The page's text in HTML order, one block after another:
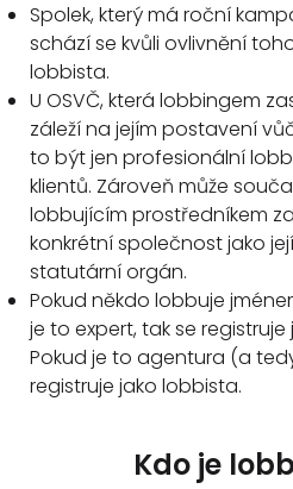
Spolek, který má roční
schází se kvůli ovlivnění
lobbista.
U OSVČ, která lobbingem
záleží na jejím postavení
to být jen profesionální
klientů. Zároveň může
lobbujícím prostředníkem
konkrétní společnost jako
statutární orgán.
Pokud někdo lobbuje
je to expert, tak se
Pokud je to agentura (a
registruje jako lobbista.
Kdo je